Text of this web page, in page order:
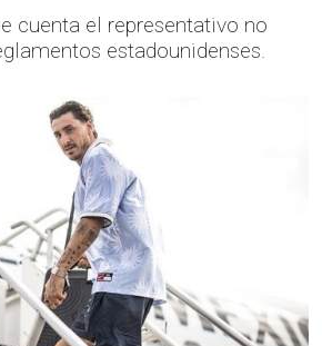
cuenta el representativo no
estadounidenses.